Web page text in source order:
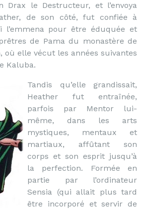
Drax le Destructeur, et l’envoya
de son côté, fut confiée à
l’emmena pour être éduquée et
de Pama du monastère de
où elle vécut les années suivantes
Kaluba.
Tandis qu’elle grandissait,
Heather fut entraînée,
parfois par Mentor lui-
même, dans les arts
mystiques, mentaux et
martiaux, affûtant son
corps et son esprit jusqu’à
la perfection. Formée en
partie par l’ordinateur
Sensia (qui allait plus tard
être incorporé et servir de